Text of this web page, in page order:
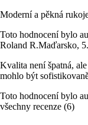
Moderní a pěkná
Toto hodnocení bylo
Roland R.Maďarsko,
Kvalita není špatná,
mohlo být
Toto hodnocení bylo
všechny recenze (6)